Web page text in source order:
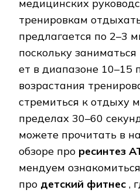
медицинских
тренировкам
предлагается по 2–3
поскольку
ет в диа­па­зо­не 10–15
возрастания
стре­мить­ся к от­ды­ху
пределах 30–60
мо­же­те про­чи­тать в
обзоре про ресинтез
мен­ду­ем
про детский фитнес ,